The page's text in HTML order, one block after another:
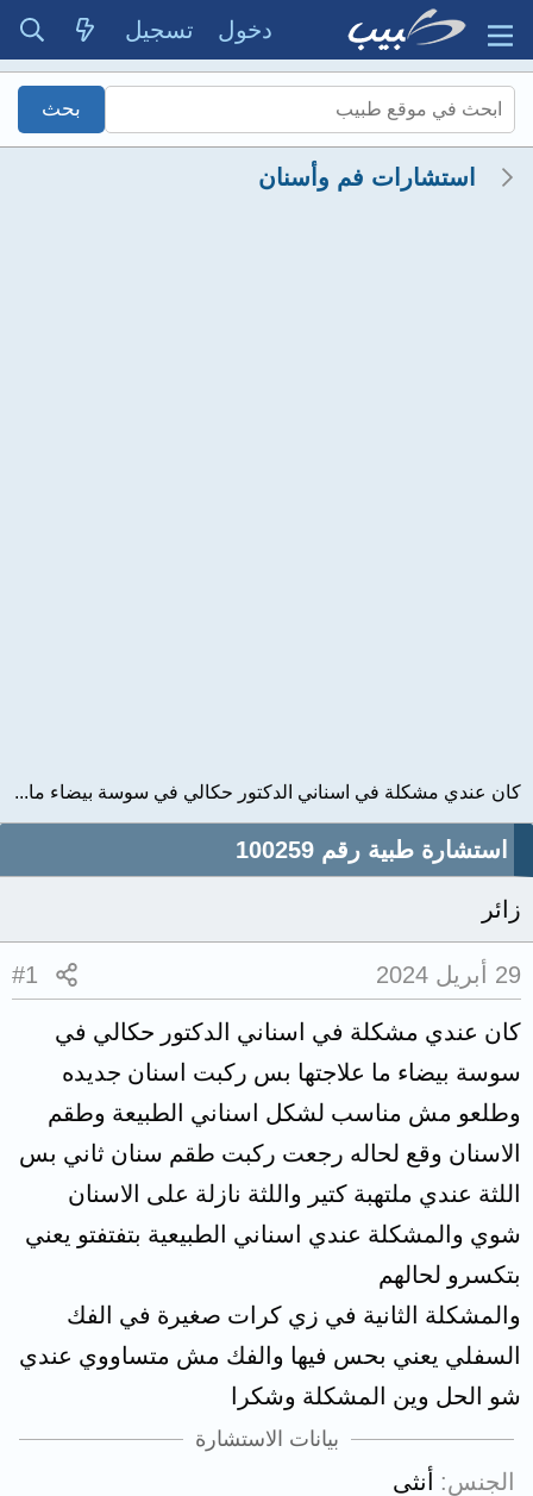
دخول تسجيل
استشارات فم وأسنان
كان عندي مشكلة في اسناني الدكتور حكالي في سوسة بيضاء ما...
استشارة طبية رقم 100259
زائر
29 أبريل 2024 #1
كان عندي مشكلة في اسناني الدكتور حكالي في
سوسة بيضاء ما علاجتها بس ركبت اسنان جديده
وطلعو مش مناسب لشكل اسناني الطبيعة وطقم
الاسنان وقع لحاله رجعت ركبت طقم سنان ثاني بس
اللثة عندي ملتهبة كتير واللثة نازلة على الاسنان
شوي والمشكلة عندي اسناني الطبيعية بتفتفتو يعني
بتكسرو لحالهم
والمشكلة الثانية في زي كرات صغيرة في الفك
السفلي يعني بحس فيها والفك مش متساووي عندي
شو الحل وين المشكلة وشكرا
بيانات الاستشارة
الجنس
أنثى